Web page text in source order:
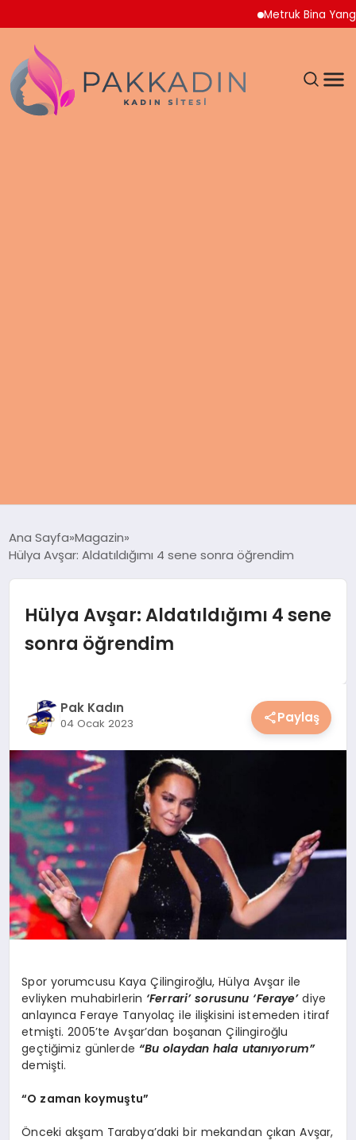
Metruk Bina Yangını
KADIN
SAĞLIK
MAGAZIN
YAŞAM
YEMEK
KIMDIR?
HESAPLAMALAR
Ana Sayfa Magazin
Hülya Avşar: Aldatıldığımı 4 sene sonra öğrendim
Hülya Avşar: Aldatıldığımı 4 sene
sonra öğrendim
Pak Kadın
04 Ocak 2023 Paylaş
Spor yorumcusu Kaya Çilingiroğlu, Hülya Avşar ile
evliyken muhabirlerin ‘Ferrari’ sorusunu ‘Feraye’diye
anlayınca Feraye Tanyolaç ile ilişkisini istemeden itiraf
etmişti. 2005’te Avşar’dan boşanan Çilingiroğlu
geçtiğimiz günlerde “Bu olaydan hala utanıyorum”
demişti.
“O zaman koymuştu”
Önceki akşam Tarabya’daki bir mekandan çıkan Avşar,